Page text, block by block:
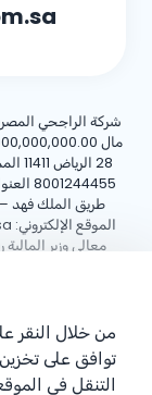
شركة الراجحي
مال 60,000,000,000.00
28 الرياض 11411 المملكة العربية السعودية، هاتف:
حقوق
سياسة ملفات
من خلال النقر
توافق على
التنقل في